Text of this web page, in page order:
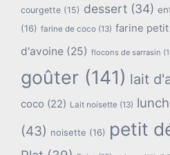
courgette (15) dessert (34)
(16) farine de coco (13) farine
d'avoine (25) flocons de sarrasin
goûter (141) lait
coco (22) Lait noisette (13)
(43) noisette (16) petit